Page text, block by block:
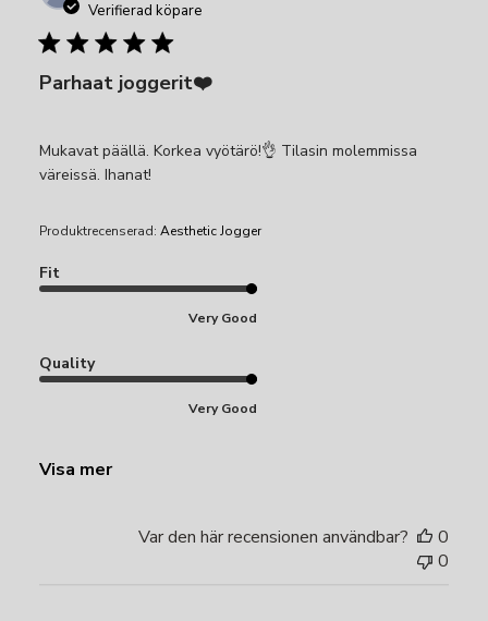
Verifierad köpare
Parhaat joggerit❤️
Mukavat päällä. Korkea vyötärö!👌 Tilasin molemmissa
väreissä. Ihanat!
Produktrecenserad: Aesthetic Jogger
Fit
Very Good
Quality
Very Good
Visa mer
Var den här recensionen användbar?
0
0